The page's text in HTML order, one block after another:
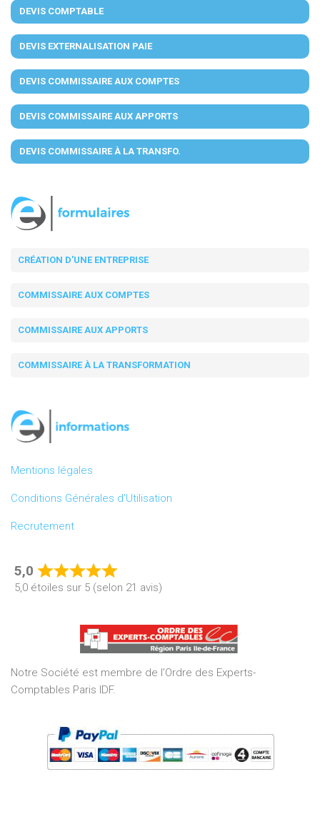
DEVIS COMPTABLE
DEVIS EXTERNALISATION PAIE
DEVIS COMMISSAIRE AUX COMPTES
DEVIS COMMISSAIRE AUX APPORTS
DEVIS COMMISSAIRE À LA TRANSFO.
CRÉATION D'UNE ENTREPRISE
COMMISSAIRE AUX COMPTES
COMMISSAIRE AUX APPORTS
COMMISSAIRE À LA TRANSFORMATION
Mentions légales
Conditions Générales d’Utilisation
Recrutement
5,0
Rated
of
5
5,0 étoiles sur 5 (selon 21 avis)
Notre Société est membre de l’Ordre des Experts-
Comptables Paris IDF.